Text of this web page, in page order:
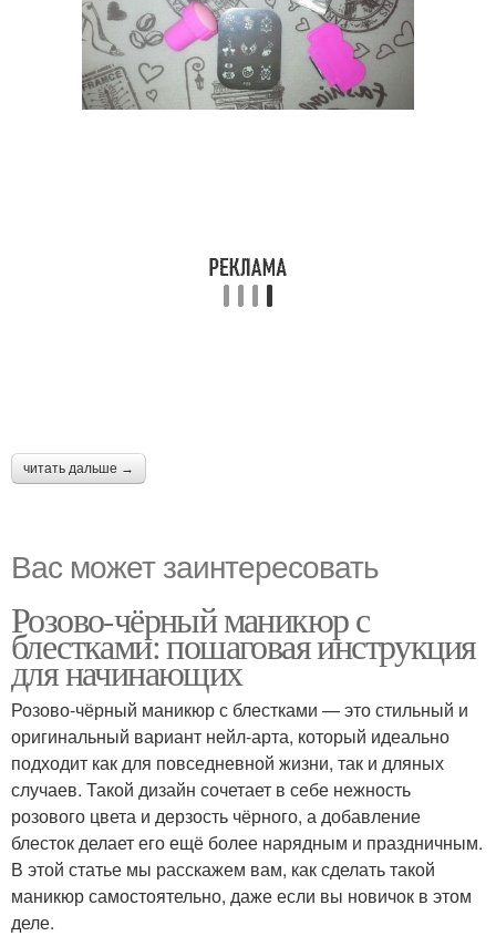
читать дальше →
Вас может заинтересовать
Розово-чёрный маникюр с
блестками: пошаговая инструкция
для начинающих
Розово-чёрный маникюр с блестками — это стильный и
оригинальный вариант нейл-арта, который идеально
подходит как для повседневной жизни, так и дляных
случаев. Такой дизайн сочетает в себе нежность
розового цвета и дерзость чёрного, а добавление
блесток делает его ещё более нарядным и праздничным.
В этой статье мы расскажем вам, как сделать такой
маникюр самостоятельно, даже если вы новичок в этом
деле.